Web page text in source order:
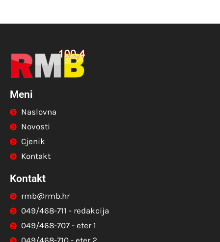
Meni
Naslovna
Novosti
Cjenik
Kontakt
Kontakt
rmb@rmb.hr
049/468-711 - redakcija
049/468-707 - eter 1